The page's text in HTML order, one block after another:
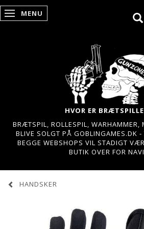
SKIFTE NAVIGATION
MENU
HVOR ER
BRÆTSPIL, ROLLESPIL, WARHAMMER,
BLIVE SOLGT PÅ GOBLINGAMES.DK -
BEGGE WEBSHOPS VIL STADIGT
BUTIK OVER FOR
HANDSKER